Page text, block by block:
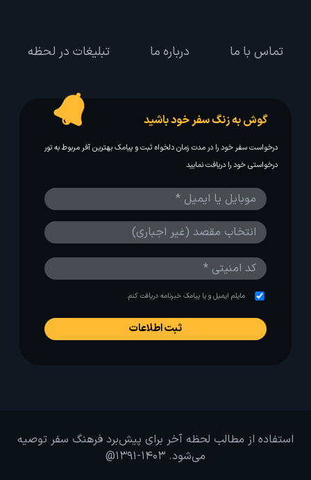
تماس با ما درباره ما تبلیغات در لحظه
گوش به زنگ سفر خود باشید
درخواست سفر خود را در مدت زمان دلخواه ثبت و پیامک بهترین آفر مربوط به تور
درخواستی خود را دریافت نمایید
مایلم ایمیل و یا پیامک خبرنامه دریافت کنم.
استفاده از مطالب لحظه آخر برای پیش‌برد فرهنگ سفر توصیه
می‌شود. 1403-1391@